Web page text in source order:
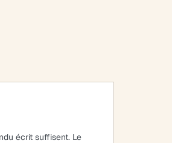
écrit suffisent. Le